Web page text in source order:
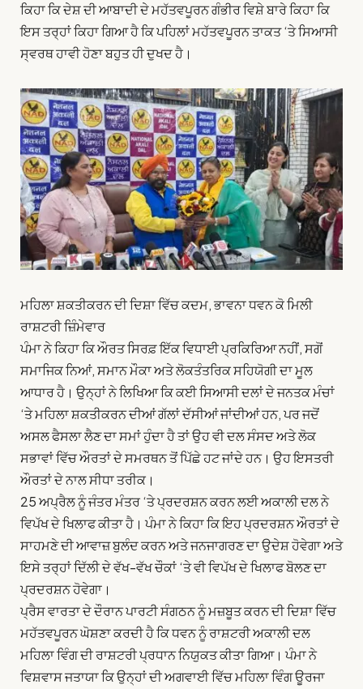
ਕਿਹਾ ਕਿ ਦੇਸ਼ ਦੀ ਆਬਾਦੀ ਦੇ ਮਹੱਤਵਪੂਰਨ ਗੰਭੀਰ ਵਿਸ਼ੇ ਬਾਰੇ ਕਿਹਾ ਕਿ
ਇਸ ਤਰ੍ਹਾਂ ਕਿਹਾ ਗਿਆ ਹੈ ਕਿ ਪਹਿਲਾਂ ਮਹੱਤਵਪੂਰਨ ਤਾਕਤ ‘ਤੇ ਸਿਆਸੀ
ਸ੍ਵਰਥ ਹਾਵੀ ਹੋਣਾ ਬਹੁਤ ਹੀ ਦੁਖਦ ਹੈ।
ਮਹਿਲਾ ਸ਼ਕਤੀਕਰਨ ਦੀ ਦਿਸ਼ਾ ਵਿੱਚ ਕਦਮ, ਭਾਵਨਾ ਧਵਨ ਕੋ ਮਿਲੀ
ਰਾਸ਼ਟਰੀ ਜ਼ਿੰਮੇਵਾਰ
ਪੰਮਾ ਨੇ ਕਿਹਾ ਕਿ ਔਰਤ ਸਿਰਫ਼ ਇੱਕ ਵਿਧਾਈ ਪ੍ਰਕਿਰਿਆ ਨਹੀਂ, ਸਗੋਂ
ਸਮਾਜਿਕ ਨਿਆਂ, ਸਮਾਨ ਮੌਕਾ ਅਤੇ ਲੋਕਤੰਤਰਿਕ ਸਹਿਯੋਗੀ ਦਾ ਮੂਲ
ਆਧਾਰ ਹੈ। ਉਨ੍ਹਾਂ ਨੇ ਲਿਖਿਆ ਕਿ ਕਈ ਸਿਆਸੀ ਦਲਾਂ ਦੇ ਜਨਤਕ ਮੰਚਾਂ
‘ਤੇ ਮਹਿਲਾ ਸ਼ਕਤੀਕਰਨ ਦੀਆਂ ਗੱਲਾਂ ਦੱਸੀਆਂ ਜਾਂਦੀਆਂ ਹਨ, ਪਰ ਜਦੋਂ
ਅਸਲ ਫੈਸਲਾ ਲੈਣ ਦਾ ਸਮਾਂ ਹੁੰਦਾ ਹੈ ਤਾਂ ਉਹ ਵੀ ਦਲ ਸੰਸਦ ਅਤੇ ਲੋਕ
ਸਭਾਵਾਂ ਵਿੱਚ ਔਰਤਾਂ ਦੇ ਸਮਰਥਨ ਤੋਂ ਪਿੱਛੇ ਹਟ ਜਾਂਦੇ ਹਨ। ਉਹ ਇਸਤਰੀ
ਔਰਤਾਂ ਦੇ ਨਾਲ ਸੀਧਾ ਤਰੀਕ।
25 ਅਪ੍ਰੈਲ ਨੂੰ ਜੰਤਰ ਮੰਤਰ ‘ਤੇ ਪ੍ਰਦਰਸ਼ਨ ਕਰਨ ਲਈ ਅਕਾਲੀ ਦਲ ਨੇ
ਵਿਪੱਖ ਦੇ ਖਿਲਾਫ ਕੀਤਾ ਹੈ। ਪੰਮਾ ਨੇ ਕਿਹਾ ਕਿ ਇਹ ਪ੍ਰਦਰਸ਼ਨ ਔਰਤਾਂ ਦੇ
ਸਾਹਮਣੇ ਦੀ ਆਵਾਜ਼ ਬੁਲੰਦ ਕਰਨ ਅਤੇ ਜਨਜਾਗਰਣ ਦਾ ਉਦੇਸ਼ ਹੋਵੇਗਾ ਅਤੇ
ਇਸੇ ਤਰ੍ਹਾਂ ਦਿੱਲੀ ਦੇ ਵੱਖ-ਵੱਖ ਚੌਕਾਂ ‘ਤੇ ਵੀ ਵਿਪੱਖ ਦੇ ਖਿਲਾਫ ਬੋਲਣ ਦਾ
ਪ੍ਰਦਰਸ਼ਨ ਹੋਵੇਗਾ।
ਪ੍ਰੈਸ ਵਾਰਤਾ ਦੇ ਦੌਰਾਨ ਪਾਰਟੀ ਸੰਗਠਨ ਨੂੰ ਮਜ਼ਬੂਤ ​​ਕਰਨ ਦੀ ਦਿਸ਼ਾ ਵਿੱਚ
ਮਹੱਤਵਪੂਰਨ ਘੋਸ਼ਣਾ ਕਰਦੀ ਹੈ ਕਿ ਧਵਨ ਨੂੰ ਰਾਸ਼ਟਰੀ ਅਕਾਲੀ ਦਲ
ਮਹਿਲਾ ਵਿੰਗ ਦੀ ਰਾਸ਼ਟਰੀ ਪ੍ਰਧਾਨ ਨਿਯੁਕਤ ਕੀਤਾ ਗਿਆ। ਪੰਮਾ ਨੇ
ਵਿਸ਼ਵਾਸ ਜਤਾਯਾ ਕਿ ਉਨ੍ਹਾਂ ਦੀ ਅਗਵਾਈ ਵਿੱਚ ਮਹਿਲਾ ਵਿੰਗ ਊਰਜਾ